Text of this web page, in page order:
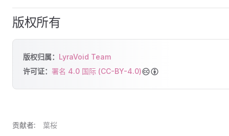
版权所有
版权归属： LyraVoid Team
许可证： 署名 4.0 国际 (CC-BY-4.0)
贡献者: 葉桜